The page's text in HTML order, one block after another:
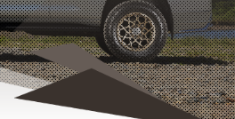
ギャラリー
カタログ請求